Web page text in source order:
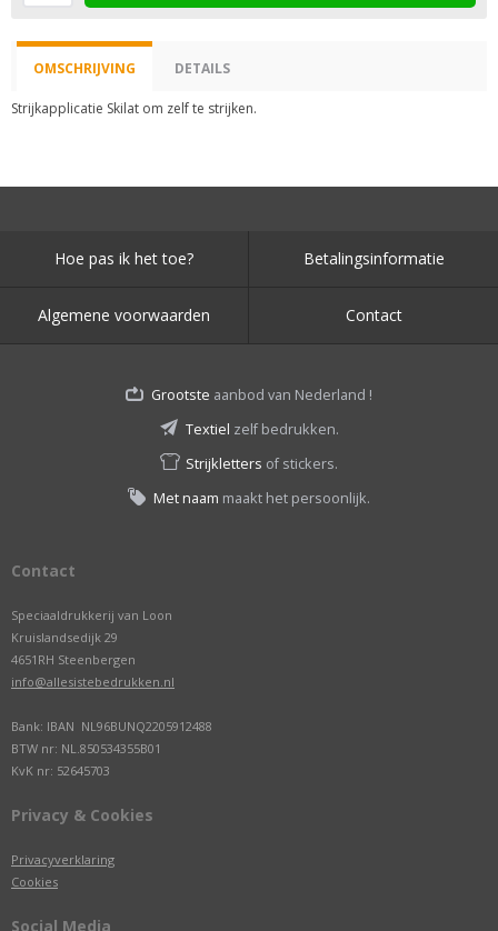
OMSCHRIJVING DETAILS
Strijkapplicatie Skilat om zelf te strijken.
Hoe pas ik het toe? Betalingsinformatie
Algemene voorwaarden Contact
Grootste aanbod van Nederland !
Textiel zelf bedrukken.
Strijkletters of stickers.
Met naam maakt het persoonlijk.
Contact
Speciaaldrukkerij van Loon
Kruislandsedijk 29
4651RH Steenbergen
info@allesistebedrukken.nl
Bank: IBAN NL96BUNQ2205912488
BTW nr: NL.850534355B01
KvK nr: 52645703
Privacy & Cookies
Privacyverklaring
Cookies
Social Media